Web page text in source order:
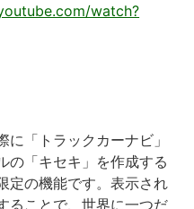
watch?
「トラックカーナビ」
の「キセキ」を作成する
定の機能です。表示され
ることで、世界に一つだ